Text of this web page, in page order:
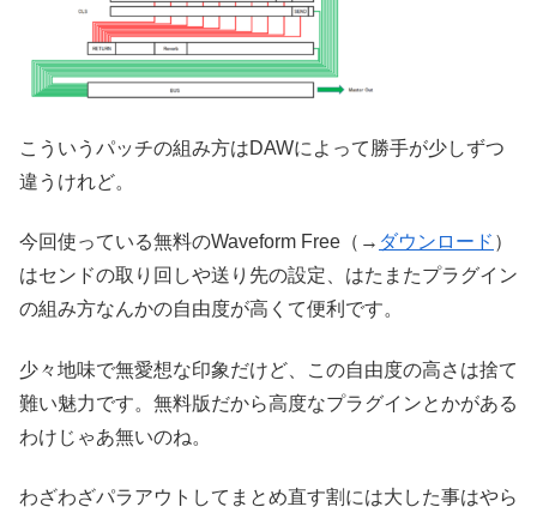
こういうパッチの組み方はDAWによって勝手が少しずつ
違うけれど。
今回使っている無料のWaveform Free（→ ダウンロード ）
はセンドの取り回しや送り先の設定、はたまたプラグイン
の組み方なんかの自由度が高くて便利です。
少々地味で無愛想な印象だけど、この自由度の高さは捨て
難い魅力です。無料版だから高度なプラグインとかがある
わけじゃあ無いのね。
わざわざパラアウトしてまとめ直す割には大した事はやら